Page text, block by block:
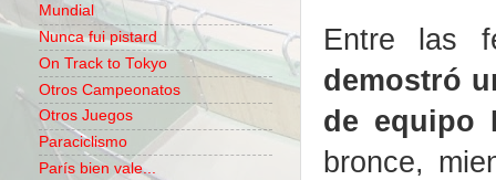
Entre las
demostró
de equipo
bronce,
Mundial
Nunca fui pistard
On Track to Tokyo
Otros Campeonatos
Otros Juegos
Paraciclismo
París bien vale...